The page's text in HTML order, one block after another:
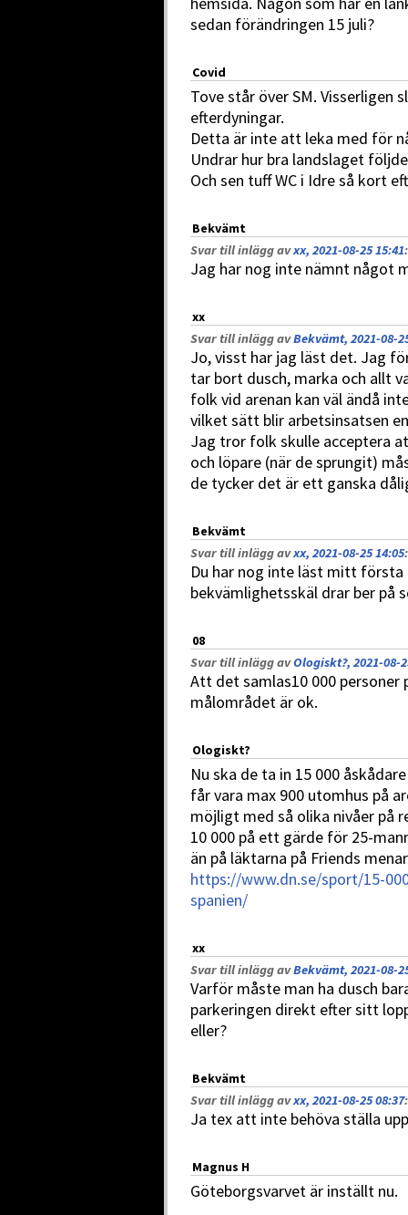
sedan förändringen 15 juli?
Covid
Tove står över SM. Visserligen
efterdyningar.
Detta är inte att leka med för
Undrar hur bra landslaget
Och sen tuff WC i Idre så kort
Bekvämt
Svar till inlägg avxx, 2021-08-25 15:41:
Jag har nog inte nämnt något
xx
Svar till inlägg avBekvämt, 2021-08-
Jo, visst har jag läst det. Jag
tar bort dusch, marka och allt
folk vid arenan kan väl ändå
vilket sätt blir arbetsinsatsen
Jag tror folk skulle acceptera
och löpare (när de sprungit)
de tycker det är ett ganska
Bekvämt
Svar till inlägg avxx, 2021-08-25 14:05:
Du har nog inte läst mitt
bekvämlighetsskäl drar ber på
08
Svar till inlägg avOlogiskt?, 2021-08-
Att det samlas10 000
målområdet är ok.
Ologiskt?
Nu ska de ta in 15 000
får vara max 900 utomhus på
möjligt med så olika nivåer på
10 000 på ett gärde för 25-
än på läktarna på Friends
https://www.dn.se/sport/15-
spanien/
xx
Svar till inlägg avBekvämt, 2021-08-
Varför måste man ha dusch
parkeringen direkt efter sitt
eller?
Bekvämt
Svar till inlägg avxx, 2021-08-25 08:37:
Ja tex att inte behöva ställa
Magnus H
Göteborgsvarvet är inställt nu.